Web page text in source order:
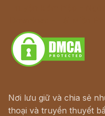
Nơi lưu giữ và chia sẻ
thoại và truyền thuyết